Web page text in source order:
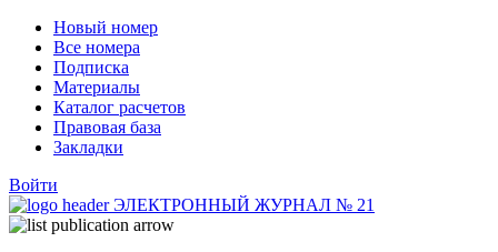
Новый номер
Все номера
Подписка
Материалы
Каталог расчетов
Правовая база
Закладки
Войти
ЭЛЕКТРОННЫЙ ЖУРНАЛ № 21